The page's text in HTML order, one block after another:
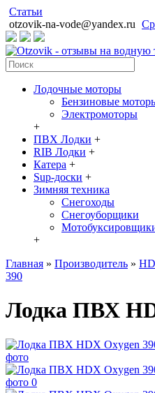
Статьи
otzovik-na-vode@yandex.ru
Лодочные моторы
Бензиновые
Электромоторы
+
ПВХ Лодки +
RIB Лодки +
Катера +
Sup-доски +
Зимняя техника
Снегоходы
Cнегоуборщики
+
Главная » Производитель »
390
Лодка ПВХ